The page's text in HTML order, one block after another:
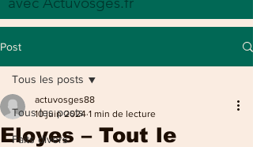
Post
Tous les posts
Faits divers
Tous les posts
Eloyes – Tout le
actuvosges88
10 juin 2024 1 min de lecture